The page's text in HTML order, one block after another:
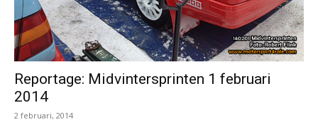
Reportage: Midvintersprinten 1 februari
2014
2 februari, 2014